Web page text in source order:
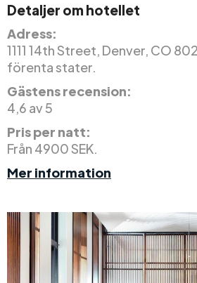
Detaljer om hotellet
Adress:
1111 14th Street, Denver, CO
förenta stater.
Gästens recension:
4,6 av 5
Pris per natt:
Från 4900 SEK.
Mer information